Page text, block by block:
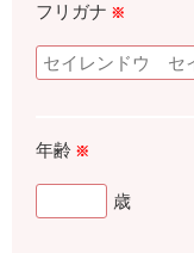
フリガナ ※
年齢 ※
歳